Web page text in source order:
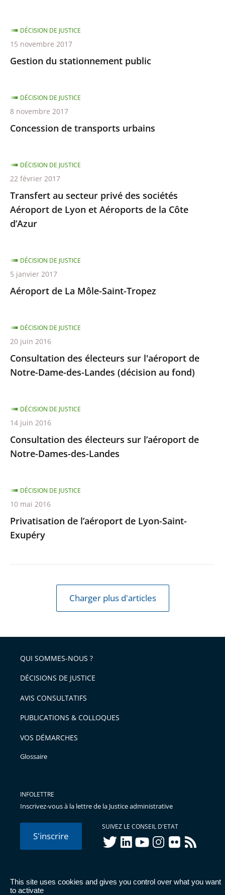
This site uses cookies and gives you control over what you want
to activate
Gestion du stationnement public
DÉCISION DE JUSTICE
15 novembre 2017
Concession de transports urbains
DÉCISION DE JUSTICE
8 novembre 2017
Transfert au secteur privé des sociétés
Aéroport de Lyon et Aéroports de la Côte
d’Azur
DÉCISION DE JUSTICE
22 février 2017
Aéroport de La Môle-Saint-Tropez
DÉCISION DE JUSTICE
5 janvier 2017
Consultation des électeurs sur l'aéroport de
Notre-Dame-des-Landes (décision au fond)
DÉCISION DE JUSTICE
20 juin 2016
Consultation des électeurs sur l’aéroport de
Notre-Dames-des-Landes
DÉCISION DE JUSTICE
14 juin 2016
Privatisation de l’aéroport de Lyon-Saint-
Exupéry
DÉCISION DE JUSTICE
10 mai 2016
Charger plus d'articles
QUI SOMMES-NOUS ?
DÉCISIONS DE JUSTICE
AVIS CONSULTATIFS
PUBLICATIONS & COLLOQUES
VOS DÉMARCHES
Glossaire
INFOLETTRE
Inscrivez-vous à la lettre de la Justice administrative
S'inscrire
SUIVEZ LE CONSEIL D'ETAT
twitterlinkedInyoutubeinstagram
flickr rss
© Conseil d'État 2026 - Mentions légales
Données